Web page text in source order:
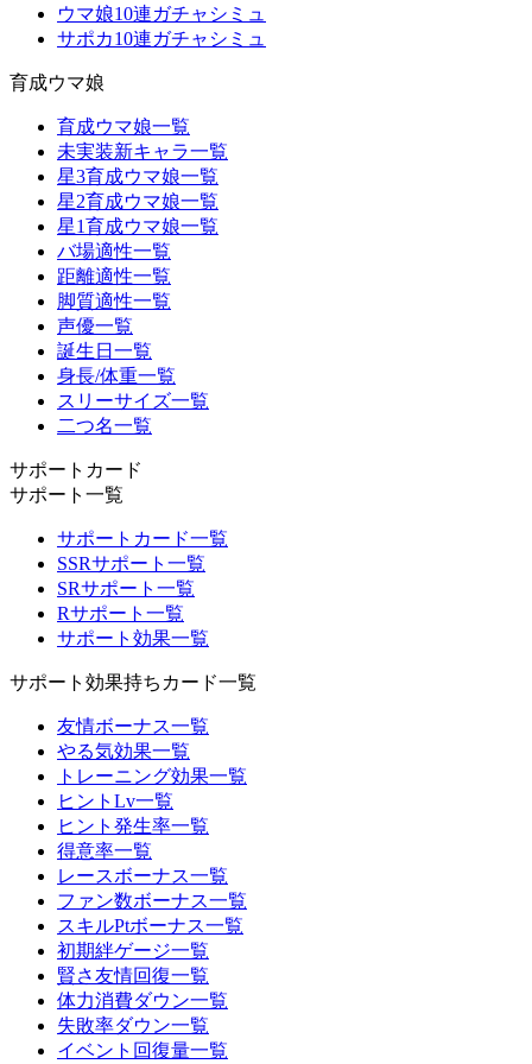
ウマ娘10連ガチャシミュ
サポカ10連ガチャシミュ
育成ウマ娘
育成ウマ娘一覧
未実装新キャラ一覧
星3育成ウマ娘一覧
星2育成ウマ娘一覧
星1育成ウマ娘一覧
バ場適性一覧
距離適性一覧
脚質適性一覧
声優一覧
誕生日一覧
身長/体重一覧
スリーサイズ一覧
二つ名一覧
サポートカード
サポート一覧
サポートカード一覧
SSRサポート一覧
SRサポート一覧
Rサポート一覧
サポート効果一覧
サポート効果持ちカード一覧
友情ボーナス一覧
やる気効果一覧
トレーニング効果一覧
ヒントLv一覧
ヒント発生率一覧
得意率一覧
レースボーナス一覧
ファン数ボーナス一覧
スキルPtボーナス一覧
初期絆ゲージ一覧
賢さ友情回復一覧
体力消費ダウン一覧
失敗率ダウン一覧
イベント回復量一覧